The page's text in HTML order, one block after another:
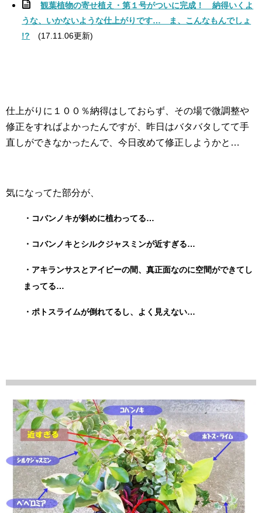
観葉植物の寄せ植え・第１号がついに完成！ 納得いくよ
うな、いかないような仕上がりです… ま、こんなもんでしょ
!? (17.11.06更新)
仕上がりに１００％納得はしておらず、その場で微調整や
修正をすればよかったんですが、昨日はバタバタしてて手
直しができなかったんで、今日改めて修正しようかと…
気になってた部分が、
・コバンノキが斜めに植わってる…
・コバンノキとシルクジャスミンが近すぎる…
・アキランサスとアイビーの間、真正面なのに空間ができてし
まってる…
・ポトスライムが倒れてるし、よく見えない…